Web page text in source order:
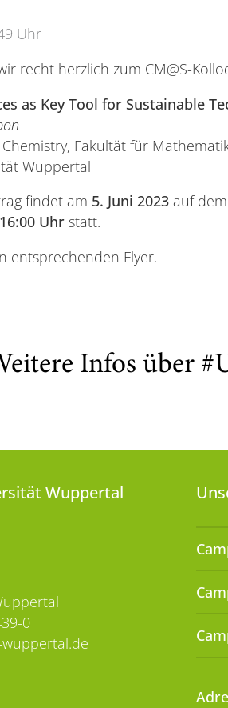
Uhr
recht herzlich zum CM@S-
as Key Tool for Sustainable
Fakultät für
Wuppertal
findet am 5. Juni 2023auf dem
16:00 Uhrstatt.
entsprechenden Flyer.
Infos über
Wuppertal
0